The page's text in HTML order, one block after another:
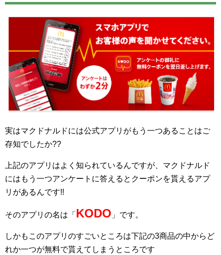
実はマクドナルドには公式アプリがもう一つあることはご
存知でしたか??
上記のアプリはよく知られているんですが、マクドナルド
にはもう一つアンケートに答えるとクーポンを貰えるアプ
リがあるんです!!
そのアプリの名は「 KODO 」です。
しかもこのアプリのすごいところは下記の3商品の中からど
れか一つが無料で貰えてしまうところです